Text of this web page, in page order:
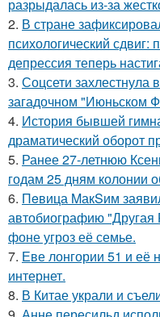
разрыдалась из-за
2. В стране
психологический сдвиг:
депрессия теперь
3. Соцсети
загадочном "Июньском
4. История бывшей
драматический оборот
5. Ранее 27-летнюю
годам 25 дням колонии
6. Пeвица MакSим
автобиографию "Другая
фоне угроз её семье.
7. Еве лонгории 51 и её
интернет.
8. В Китае украли и